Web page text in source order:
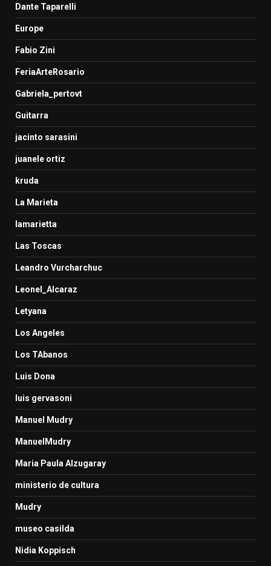
Dante Taparelli
Europe
Fabio Zini
FeriaArteRosario
Gabriela_pertovt
Guitarra
jacinto sarasini
juanele ortiz
kruda
La Marieta
lamarietta
Las Toscas
Leandro Vurcharchuc
Leonel_Alcaraz
Letyana
Los Angeles
Los TAbanos
Luis Dona
luis gervasoni
Manuel Mudry
ManuelMudry
Maria Paula Alzugaray
ministerio de cultura
Mudry
museo casilda
Nidia Koppisch